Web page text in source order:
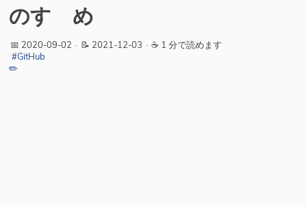
Tag
Series
のすゝめ
📅 2020-09-02 · 📝 2021-12-03 · ☕ 1 分で読めます
#GitHub
✏️